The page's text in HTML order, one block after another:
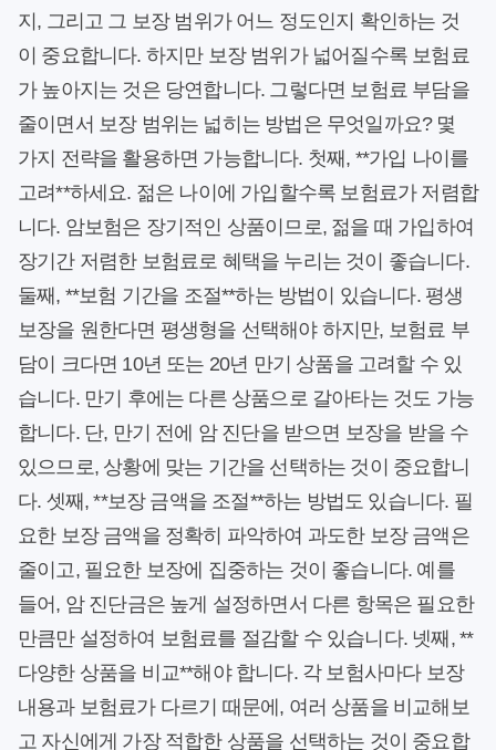
지, 그리고 그 보장 범위가 어느 정도인지 확인하는 것
이 중요합니다. 하지만 보장 범위가 넓어질수록 보험료
가 높아지는 것은 당연합니다. 그렇다면 보험료 부담을
줄이면서 보장 범위는 넓히는 방법은 무엇일까요? 몇
가지 전략을 활용하면 가능합니다. 첫째, **가입 나이를
고려**하세요. 젊은 나이에 가입할수록 보험료가 저렴합
니다. 암보험은 장기적인 상품이므로, 젊을 때 가입하여
장기간 저렴한 보험료로 혜택을 누리는 것이 좋습니다.
둘째, **보험 기간을 조절**하는 방법이 있습니다. 평생
보장을 원한다면 평생형을 선택해야 하지만, 보험료 부
담이 크다면 10년 또는 20년 만기 상품을 고려할 수 있
습니다. 만기 후에는 다른 상품으로 갈아타는 것도 가능
합니다. 단, 만기 전에 암 진단을 받으면 보장을 받을 수
있으므로, 상황에 맞는 기간을 선택하는 것이 중요합니
다. 셋째, **보장 금액을 조절**하는 방법도 있습니다. 필
요한 보장 금액을 정확히 파악하여 과도한 보장 금액은
줄이고, 필요한 보장에 집중하는 것이 좋습니다. 예를
들어, 암 진단금은 높게 설정하면서 다른 항목은 필요한
만큼만 설정하여 보험료를 절감할 수 있습니다. 넷째, **
다양한 상품을 비교**해야 합니다. 각 보험사마다 보장
내용과 보험료가 다르기 때문에, 여러 상품을 비교해보
고 자신에게 가장 적합한 상품을 선택하는 것이 중요합